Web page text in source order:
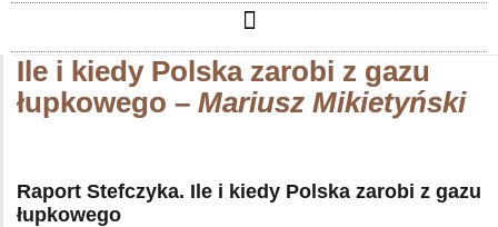
Ile i kiedy Polska zarobi z gazu
łupkowego – Mariusz Mikietyński
Raport Stefczyka. Ile i kiedy Polska zarobi z gazu
łupkowego